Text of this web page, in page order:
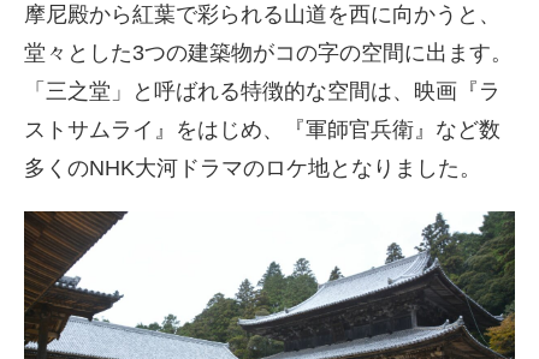
摩尼殿から紅葉で彩られる山道を西に向かうと、
堂々とした3つの建築物がコの字の空間に出ます。
「三之堂」と呼ばれる特徴的な空間は、映画『ラ
ストサムライ』をはじめ、『軍師官兵衛』など数
多くのNHK大河ドラマのロケ地となりました。